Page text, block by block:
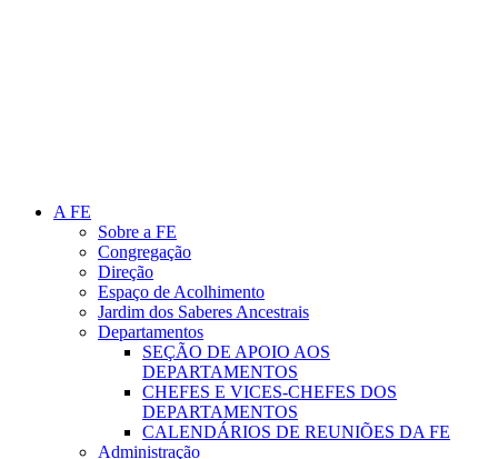
A FE
Sobre a FE
Congregação
Direção
Espaço de Acolhimento
Jardim dos Saberes Ancestrais
Departamentos
SEÇÃO DE APOIO AOS
DEPARTAMENTOS
CHEFES E VICES-CHEFES DOS
DEPARTAMENTOS
CALENDÁRIOS DE REUNIÕES DA FE
Administração